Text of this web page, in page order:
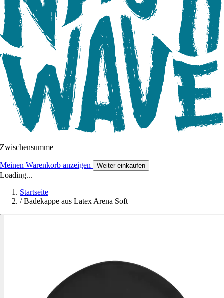
Zwischensumme
Meinen Warenkorb anzeigen Weiter einkaufen
Loading...
Startseite
/ Badekappe aus Latex Arena Soft